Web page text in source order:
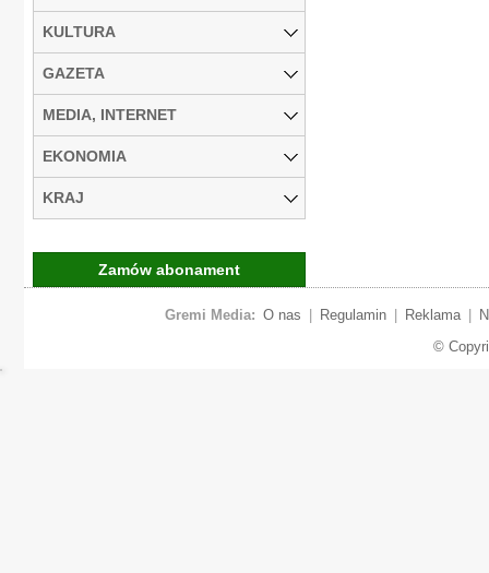
KULTURA
GAZETA
MEDIA, INTERNET
EKONOMIA
KRAJ
Zamów abonament
Gremi Media: O nas Regulamin Reklama
©